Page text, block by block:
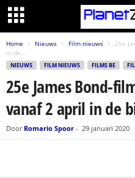
Home Nieuws Film nieuws
25e
in de...
NIEUWS FILM NIEUWS FILMS BE
25e James Bond-
vanaf 2 april in de
Door Romario Spoor - 29 januari 2020